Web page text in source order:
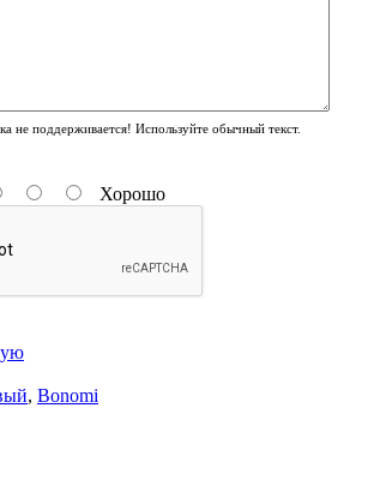
не поддерживается! Используйте обычный текст.
Хорошо
, Bonomi